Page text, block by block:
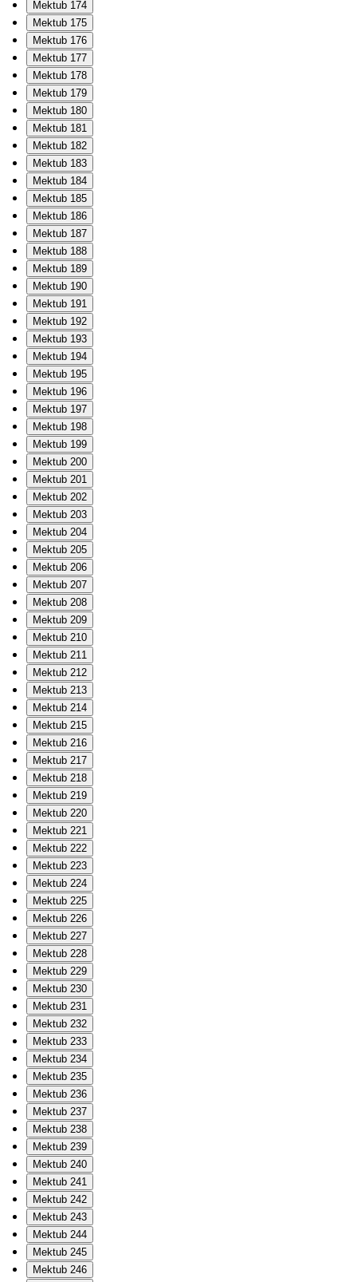
Mektub 174
Mektub 175
Mektub 176
Mektub 177
Mektub 178
Mektub 179
Mektub 180
Mektub 181
Mektub 182
Mektub 183
Mektub 184
Mektub 185
Mektub 186
Mektub 187
Mektub 188
Mektub 189
Mektub 190
Mektub 191
Mektub 192
Mektub 193
Mektub 194
Mektub 195
Mektub 196
Mektub 197
Mektub 198
Mektub 199
Mektub 200
Mektub 201
Mektub 202
Mektub 203
Mektub 204
Mektub 205
Mektub 206
Mektub 207
Mektub 208
Mektub 209
Mektub 210
Mektub 211
Mektub 212
Mektub 213
Mektub 214
Mektub 215
Mektub 216
Mektub 217
Mektub 218
Mektub 219
Mektub 220
Mektub 221
Mektub 222
Mektub 223
Mektub 224
Mektub 225
Mektub 226
Mektub 227
Mektub 228
Mektub 229
Mektub 230
Mektub 231
Mektub 232
Mektub 233
Mektub 234
Mektub 235
Mektub 236
Mektub 237
Mektub 238
Mektub 239
Mektub 240
Mektub 241
Mektub 242
Mektub 243
Mektub 244
Mektub 245
Mektub 246